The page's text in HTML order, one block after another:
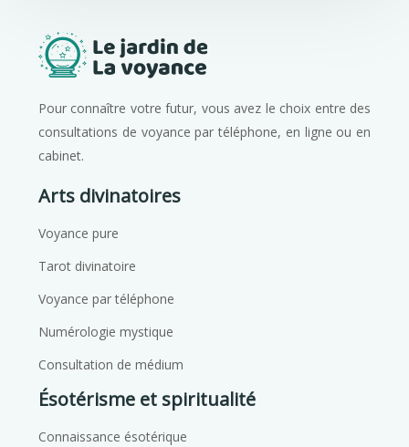
Pour connaître votre futur, vous avez le choix entre des
consultations de voyance par téléphone, en ligne ou en
cabinet.
Arts divinatoires
Voyance pure
Tarot divinatoire
Voyance par téléphone
Numérologie mystique
Consultation de médium
Ésotérisme et spiritualité
Connaissance ésotérique